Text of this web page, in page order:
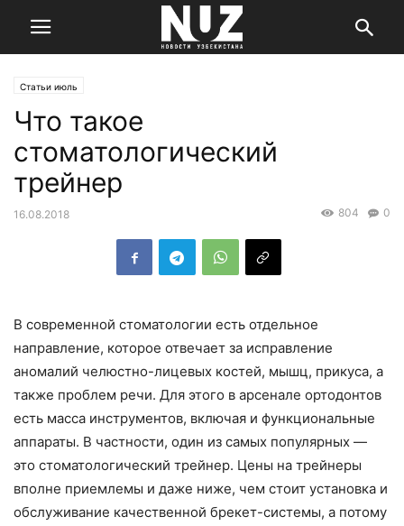
Статьи июль
Что такое
стоматологический
трейнер
16.08.2018 0
804
В современной стоматологии есть отдельное
направление, которое отвечает за исправление
аномалий челюстно-лицевых костей, мышц, прикуса, а
также проблем речи. Для этого в арсенале ортодонтов
есть масса инструментов, включая и функциональные
аппараты. В частности, один из самых популярных —
это стоматологический трейнер. Цены на трейнеры
вполне приемлемы и даже ниже, чем стоит установка и
обслуживание качественной брекет-системы, а потому